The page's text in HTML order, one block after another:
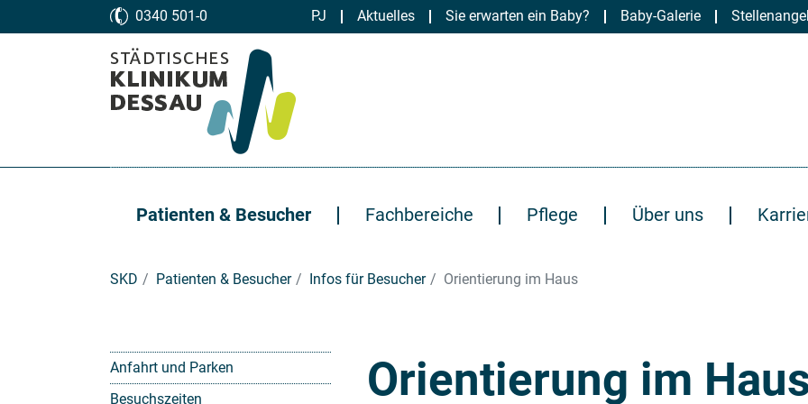
Zum Hauptinhalt springen0340 501-0 PJ Aktuelles Sie erwarten ein Baby? Baby-Galerie
Patienten & Besucher Fachbereiche Pflege Über uns
Sie sind hier:
SKD Patienten & Besucher Infos für Besucher Orientierung im Haus
Anfahrt und Parken
Besuchszeiten
Orientierung im